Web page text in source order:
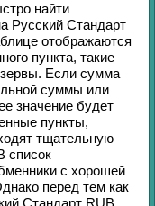
найти
Русский Стандарт
отображаются
пункта, такие
Если сумма
суммы или
значение будет
пункты,
тщательную
список
с хорошей
перед тем как
Стандарт RUB,